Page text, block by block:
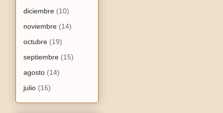
diciembre (10)
noviembre (14)
octubre (19)
septiembre (15)
agosto (14)
julio (16)